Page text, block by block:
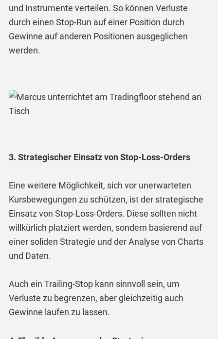
und Instrumente verteilen. So können Verluste
durch einen Stop-Run auf einer Position durch
Gewinne auf anderen Positionen ausgeglichen
werden.
3. Strategischer Einsatz von Stop-Loss-Orders
Eine weitere Möglichkeit, sich vor unerwarteten
Kursbewegungen zu schützen, ist der strategische
Einsatz von Stop-Loss-Orders. Diese sollten nicht
willkürlich platziert werden, sondern basierend auf
einer soliden Strategie und der Analyse von Charts
und Daten.
Auch ein Trailing-Stop kann sinnvoll sein, um
Verluste zu begrenzen, aber gleichzeitig auch
Gewinne laufen zu lassen.